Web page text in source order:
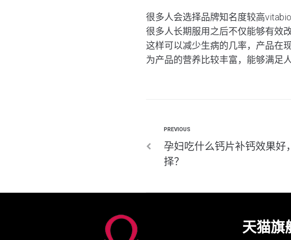
很多人会选择品牌知名度较高
很多人长期服用之后不仅能够有效
这样可以减少生病的几率，产品在
为产品的营养比较丰富，能够满足
PREVIOUS
孕妇吃什么钙片补钙效果好
择？
天猫旗